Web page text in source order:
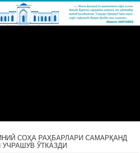
СОҲА РАҲБАРЛАРИ САМАРҚАНД
ЎТКАЗДИ